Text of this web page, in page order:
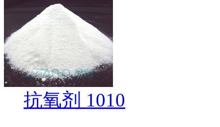
抗氧剂 1010